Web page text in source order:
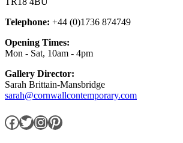
Telephone: +44 (0)1736 874749
Opening Times:
Mon - Sat, 10am - 4pm
Gallery Director:
Sarah Brittain-Mansbridge
sarah@cornwallcontemporary.com
Facebook
Twitter
Instagram
Pinterest